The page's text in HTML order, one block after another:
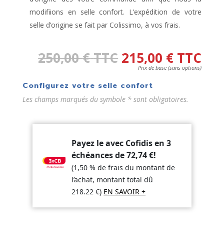
modifiions en selle confort. L’expédition de votre
selle d’origine se fait par Colissimo, à vos frais.
250,00€TTC 215,00 € TTC
Prix de base (sans options)
Configurez votre selle confort
Les champs marqués du symbole * sont obligatoires.
Payez le avec Cofidis en 3
échéances de72,74€!
(1,50 % de frais du montant de
l’achat, montant total dû
218.22€) EN SAVOIR +